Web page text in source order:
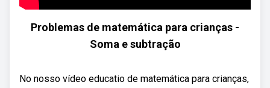
Problemas de matemática para crianças -
Soma e subtração
No nosso vídeo educatio de matemática para crianças,